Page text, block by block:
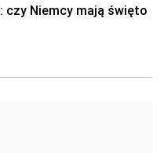
czy Niemcy mają święto